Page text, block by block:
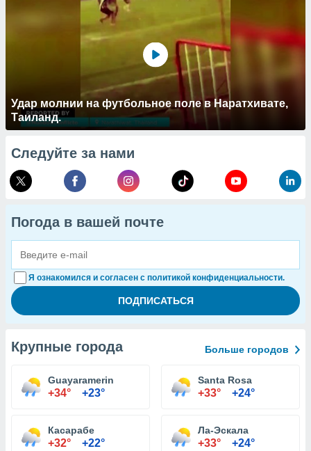
Удар молнии на футбольное поле в Наратхивате,
Таиланд.
Следуйте за нами
Погода в вашей почте
Я ознакомился и согласен с политикой конфиденциальности.
Крупные города Больше городов
Guayaramerin
+34° +23°
Santa Rosa
+33° +24°
Касарабе
+32° +22°
Ла-Эскала
+33° +24°